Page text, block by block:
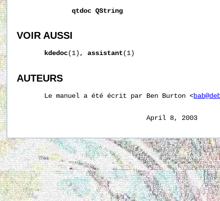
qtdoc QString
VOIR AUSSI
kdedoc(1), assistant (1)
AUTEURS
       Le manuel a été écrit par Ben Burton <